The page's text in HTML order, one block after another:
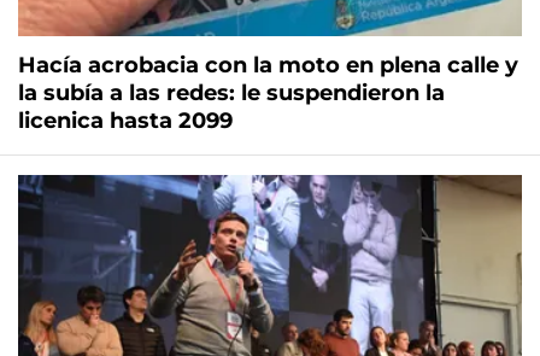
Hacía acrobacia con la moto en plena calle y
la subía a las redes: le suspendieron la
licenica hasta 2099